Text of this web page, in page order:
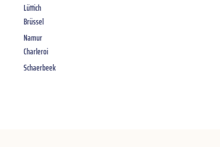
Lüttich
Brüssel
Namur
Charleroi
Schaerbeek